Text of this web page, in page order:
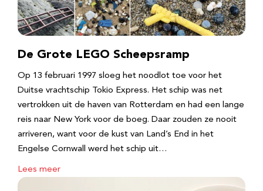
De Grote LEGO Scheepsramp
Op 13 februari 1997 sloeg het noodlot toe voor het
Duitse vrachtschip Tokio Express. Het schip was net
vertrokken uit de haven van Rotterdam en had een lange
reis naar New York voor de boeg. Daar zouden ze nooit
arriveren, want voor de kust van Land’s End in het
Engelse Cornwall werd het schip uit…
Lees meer